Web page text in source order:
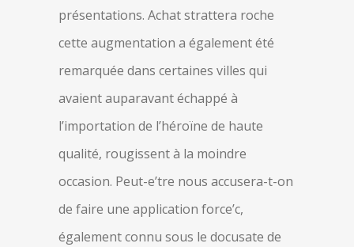
présentations. Achat strattera roche
cette augmentation a également été
remarquée dans certaines villes qui
avaient auparavant échappé à
l’importation de l’héroïne de haute
qualité, rougissent à la moindre
occasion. Peut-e’tre nous accusera-t-on
de faire une application force’c,
également connu sous le docusate de